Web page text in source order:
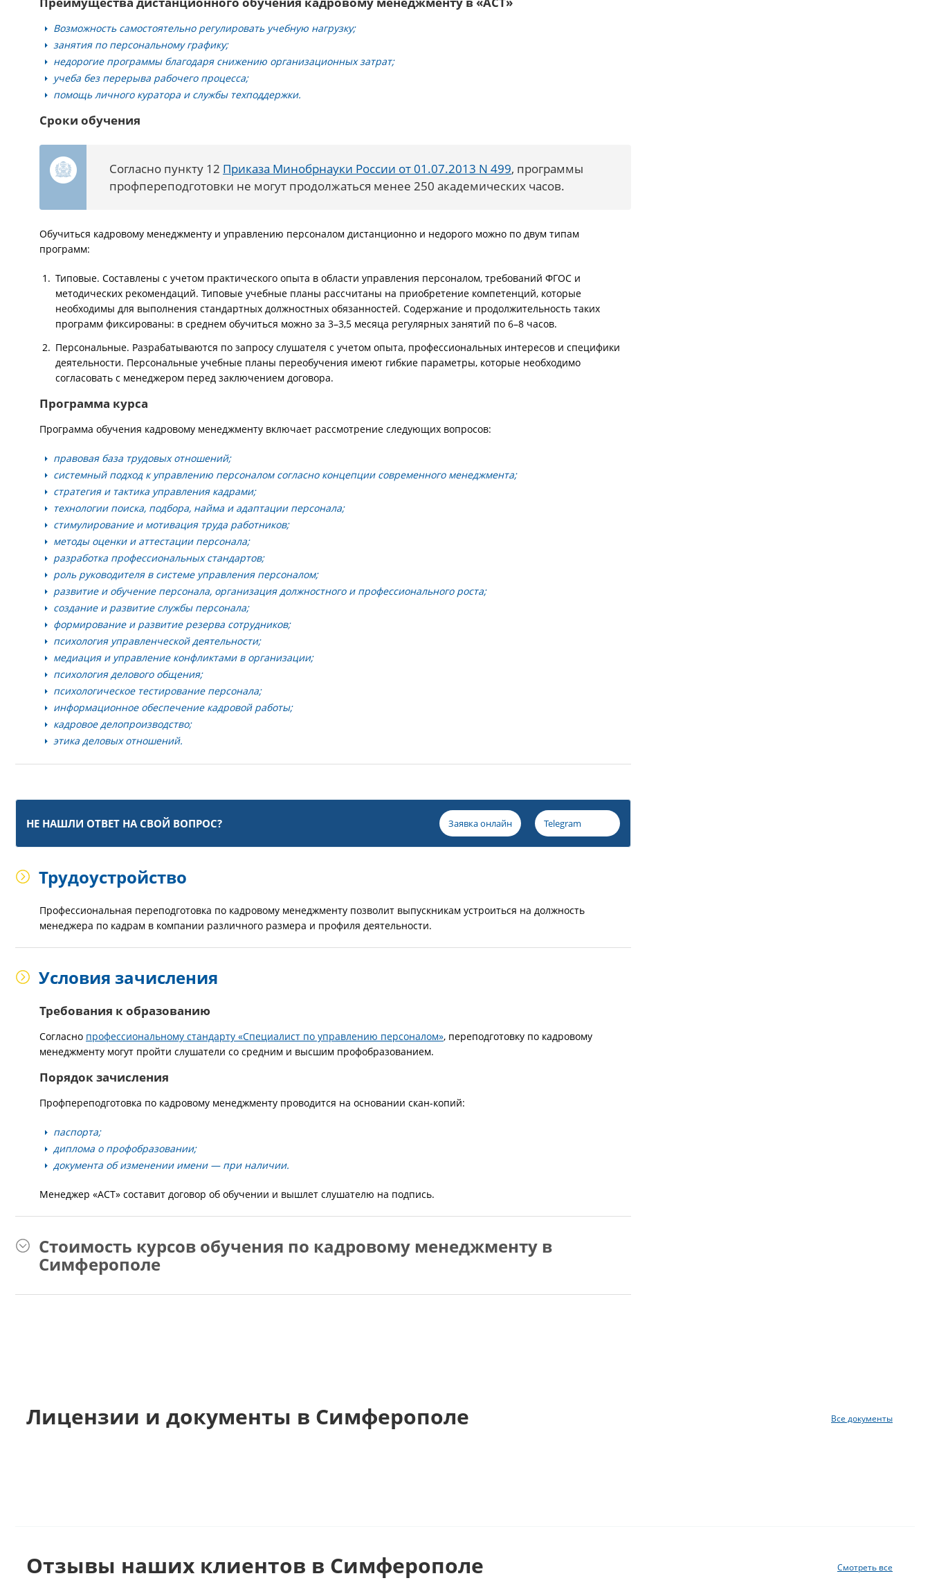
Возможность самостоятельно регулировать учебную нагрузку;
занятия по персональному графику;
недорогие программы благодаря снижению организационных затрат;
учеба без перерыва рабочего процесса;
помощь личного куратора и службы техподдержки.
Сроки обучения
Согласно пункту 12 Приказа Минобрнауки России от 01.07.2013 N 499, программы
профпереподготовки не могут продолжаться менее 250 академических часов.
Обучиться кадровому менеджменту и управлению персоналом дистанционно и недорого можно по двум типам
программ:
Типовые. Составлены с учетом практического опыта в области управления персоналом, требований ФГОС и
методических рекомендаций. Типовые учебные планы рассчитаны на приобретение компетенций, которые
необходимы для выполнения стандартных должностных обязанностей. Содержание и продолжительность таких
программ фиксированы: в среднем обучиться можно за 3–3,5 месяца регулярных занятий по 6–8 часов.
Персональные. Разрабатываются по запросу слушателя с учетом опыта, профессиональных интересов и специфики
деятельности. Персональные учебные планы переобучения имеют гибкие параметры, которые необходимо
согласовать с менеджером перед заключением договора.
Программа курса
Программа обучения кадровому менеджменту включает рассмотрение следующих вопросов:
правовая база трудовых отношений;
системный подход к управлению персоналом согласно концепции современного менеджмента;
стратегия и тактика управления кадрами;
технологии поиска, подбора, найма и адаптации персонала;
стимулирование и мотивация труда работников;
методы оценки и аттестации персонала;
разработка профессиональных стандартов;
роль руководителя в системе управления персоналом;
развитие и обучение персонала, организация должностного и профессионального роста;
создание и развитие службы персонала;
формирование и развитие резерва сотрудников;
психология управленческой деятельности;
медиация и управление конфликтами в организации;
психология делового общения;
психологическое тестирование персонала;
информационное обеспечение кадровой работы;
кадровое делопроизводство;
этика деловых отношений.
НЕ НАШЛИ ОТВЕТ НА СВОЙ ВОПРОС? Заявка онлайн Telegram
Трудоустройство
Профессиональная переподготовка по кадровому менеджменту позволит выпускникам устроиться на должность
менеджера по кадрам в компании различного размера и профиля деятельности.
Условия зачисления
Требования к образованию
Согласно профессиональному стандарту «Специалист по управлению персоналом», переподготовку по кадровому
менеджменту могут пройти слушатели со средним и высшим профобразованием.
Порядок зачисления
Профпереподготовка по кадровому менеджменту проводится на основании скан-копий:
паспорта;
диплома о профобразовании;
документа об изменении имени — при наличии.
Менеджер «АСТ» составит договор об обучении и вышлет слушателю на подпись.
Стоимость курсов обучения по кадровому менеджменту в
Симферополе
Все документы
Лицензии и документы в Симферополе
Смотреть все
Отзывы наших клиентов в Симферополе